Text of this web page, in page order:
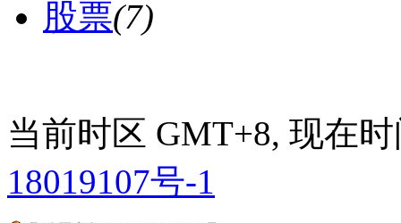
股票(7)
当前时区 GMT+8, 现在
18019107号-1